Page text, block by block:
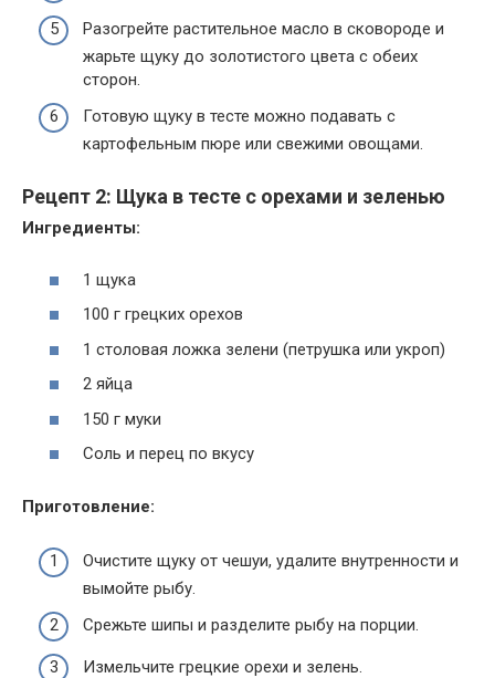
Разогрейте растительное масло в сковороде и
жарьте щуку до золотистого цвета с обеих
сторон.
Готовую щуку в тесте можно подавать с
картофельным пюре или свежими овощами.
Рецепт 2: Щука в тесте с орехами и зеленью
Ингредиенты:
1 щука
100 г грецких орехов
1 столовая ложка зелени (петрушка или укроп)
2 яйца
150 г муки
Соль и перец по вкусу
Приготовление:
Очистите щуку от чешуи, удалите внутренности и
вымойте рыбу.
Срежьте шипы и разделите рыбу на порции.
Измельчите грецкие орехи и зелень.